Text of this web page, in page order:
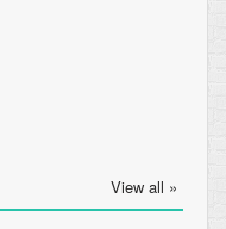
View all »